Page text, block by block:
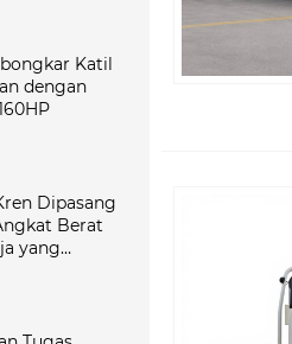
Katil
dengan
Dipasang
Berat
yang